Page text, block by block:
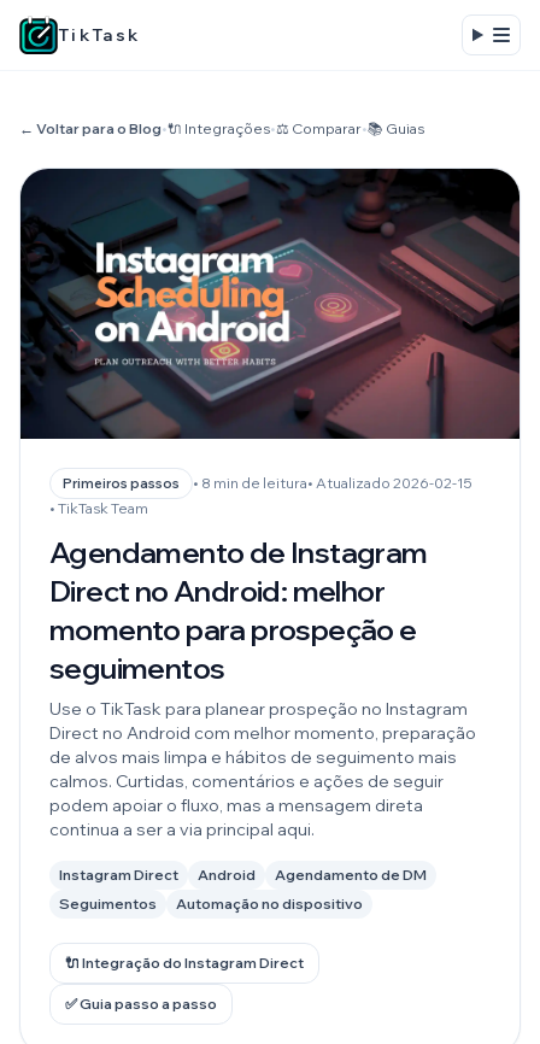
TikTask
← Voltar para o Blog•🔌 Integrações•⚖️ Comparar•📚 Guias
Primeiros passos • 8 min de leitura• Atualizado 2026-02-15
• TikTask Team
Agendamento de Instagram
Direct no Android: melhor
momento para prospeção e
seguimentos
Use o TikTask para planear prospeção no Instagram
Direct no Android com melhor momento, preparação
de alvos mais limpa e hábitos de seguimento mais
calmos. Curtidas, comentários e ações de seguir
podem apoiar o fluxo, mas a mensagem direta
continua a ser a via principal aqui.
Instagram Direct Android
Agendamento de DM
Seguimentos
Automação no dispositivo
🔌 Integração do Instagram Direct
✅ Guia passo a passo